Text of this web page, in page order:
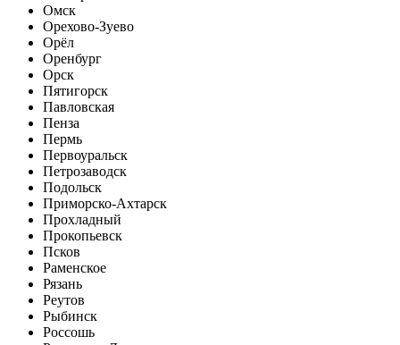
Омск
Орехово-Зуево
Орёл
Оренбург
Орск
Пятигорск
Павловская
Пенза
Пермь
Первоуральск
Петрозаводск
Подольск
Приморско-Ахтарск
Прохладный
Прокопьевск
Псков
Раменское
Рязань
Реутов
Рыбинск
Россошь